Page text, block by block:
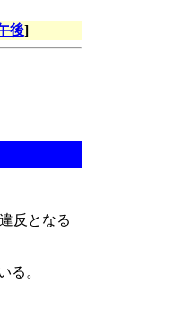
後]
反となる
る。